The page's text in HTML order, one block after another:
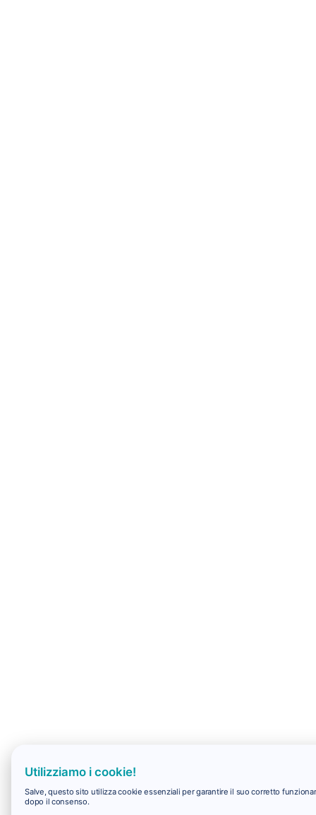
Utilizziamo i cookie!
Salve, questo sito utilizza cookie essenziali per garantire il suo corretto
dopo il consenso.